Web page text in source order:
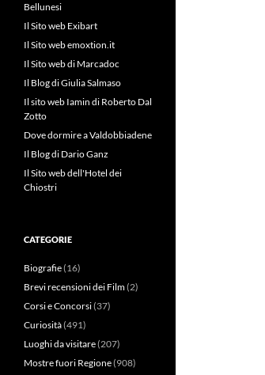
Bellunesi
Il Sito web Exibart
Il Sito web emoxtion.it
Il Sito web di Marcadoc
Il Blog di Giulia Salmaso
Il sito web Iamin di Roberto Dal
Zotto
Dove dormire a Valdobbiadene
Il Blog di Dario Ganz
Il Sito web dell'Hotel dei
Chiostri
CATEGORIE
Biografie(16)
Brevi recensioni dei Film(2)
Corsi e Concorsi(37)
Curiosità(491)
Luoghi da visitare(207)
Mostre fuori Regione(908)